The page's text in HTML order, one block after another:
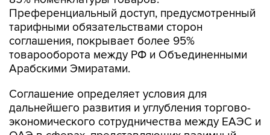
Преференциальный доступ, предусмотренный
тарифными обязательствами сторон
соглашения, покрывает более 95%
товарооборота между РФ и Объединенными
Арабскими Эмиратами.
Соглашение определяет условия для
дальнейшего развития и углубления торгово-
экономического сотрудничества между ЕАЭС и